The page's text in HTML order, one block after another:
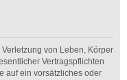
von Leben, Körper
Vertragspflichten
auf ein vorsätzliches oder